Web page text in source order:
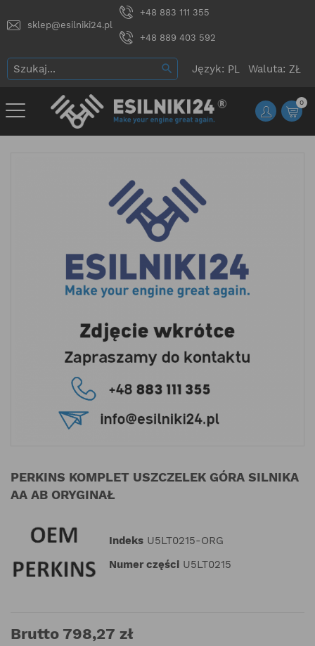
sklep@esilniki24.pl
+48 883 111 355
+48 889 403 592
Język: Waluta:
0
PERKINS KOMPLET USZCZELEK GÓRA SILNIKA
AA AB ORYGINAŁ
Indeks U5LT0215-ORG
Numer części U5LT0215
Brutto 798,27 zł